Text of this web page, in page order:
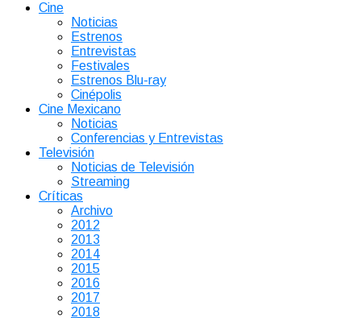
Cine
Noticias
Estrenos
Entrevistas
Festivales
Estrenos Blu-ray
Cinépolis
Cine Mexicano
Noticias
Conferencias y Entrevistas
Televisión
Noticias de Televisión
Streaming
Críticas
Archivo
2012
2013
2014
2015
2016
2017
2018